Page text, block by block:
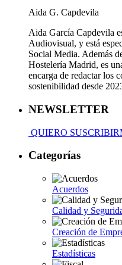
Aida G. Capdevila
Aida García Capdevila
Audiovisual, y está
Social Media. Además
Hostelería Madrid, es
encarga de redactar los
sostenibilidad desde
NEWSLETTER
QUIERO
Categorías
Acuerdos
Calidad y
Creación de
Estadísticas